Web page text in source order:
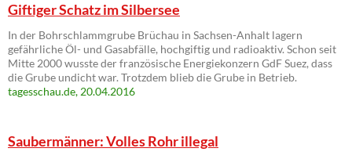
Giftiger Schatz im Silbersee
In der Bohrschlammgrube Brüchau in Sachsen-Anhalt lagern
gefährliche Öl- und Gasabfälle, hochgiftig und radioaktiv. Schon seit
Mitte 2000 wusste der französische Energiekonzern GdF Suez, dass
die Grube undicht war. Trotzdem blieb die Grube in Betrieb.
tagesschau.de, 20.04.2016
Saubermänner: Volles Rohr illegal